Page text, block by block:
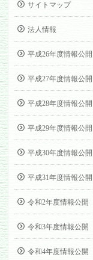
サイトマップ
法人情報
平成26年度情報公開
平成27年度情報公開
平成28年度情報公開
平成29年度情報公開
平成30年度情報公開
平成31年度情報公開
令和2年度情報公開
令和3年度情報公開
令和4年度情報公開